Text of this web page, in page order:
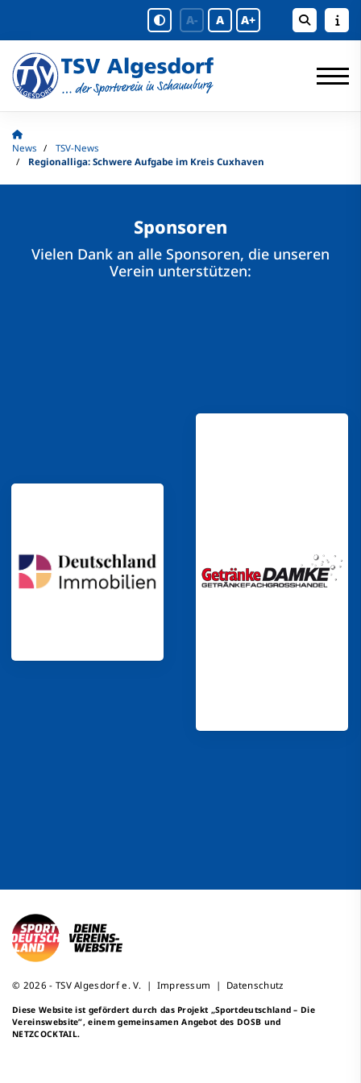
A- A A+
News
TSV-News
Regionalliga: Schwere Aufgabe im Kreis Cuxhaven
Sponsoren
Vielen Dank an alle Sponsoren, die unseren
Verein unterstützen:
© 2026 - TSV Algesdorf e. V. | Impressum | Datenschutz
Diese Website ist gefördert durch das Projekt „Sportdeutschland – Die
Vereinswebsite”, einem gemeinsamen Angebot des DOSB und
NETZCOCKTAIL.